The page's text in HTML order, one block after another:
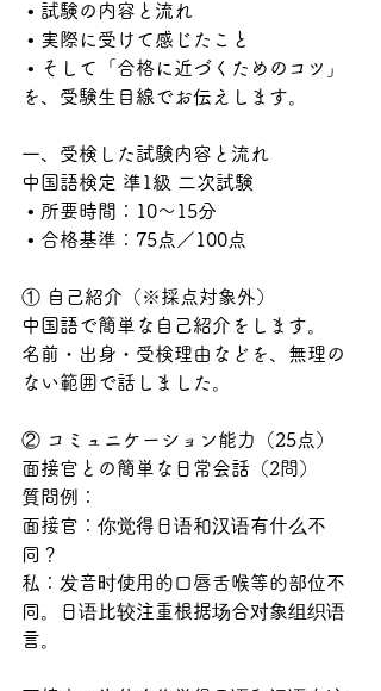
• 試験の内容と流れ
• 実際に受けて感じたこと
• そして「合格に近づくためのコツ」
を、受験生目線でお伝えします。
一、受検した試験内容と流れ
中国語検定 準1級 二次試験
• 所要時間：10〜15分
• 合格基準：75点／100点
① 自己紹介（※採点対象外）
中国語で簡単な自己紹介をします。
名前・出身・受検理由などを、無理の
ない範囲で話しました。
② コミュニケーション能力（25点）
面接官との簡単な日常会話（2問）
質問例：
面接官：你觉得日语和汉语有什么不
同？
私：发音时使用的口唇舌喉等的部位不
同。日语比较注重根据场合对象组织语
言。